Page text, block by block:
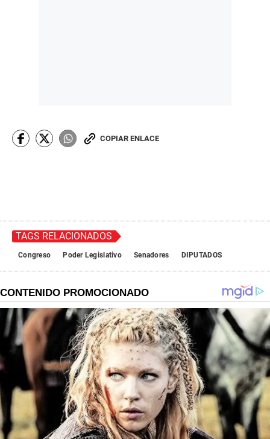
COPIAR ENLACE
TAGS RELACIONADOS
Congreso Poder Legislativo Senadores DIPUTADOS